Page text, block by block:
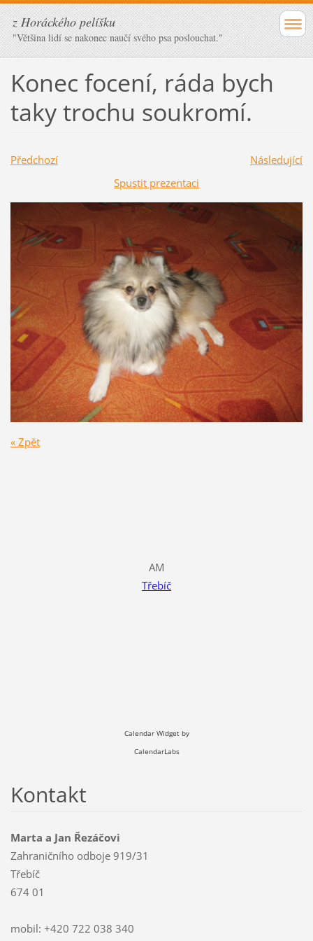
z Horáckého pelíšku
"Většina lidí se nakonec naučí svého psa poslouchat."
Konec focení, ráda bych
taky trochu soukromí.
Předchozí
Následující
Spustit prezentaci
« Zpět
AM
Třebíč
Calendar Widget by
CalendarLabs
Kontakt
Marta a Jan Řezáčovi
Zahraničního odboje 919/31
Třebíč
674 01
mobil: +420 722 038 340